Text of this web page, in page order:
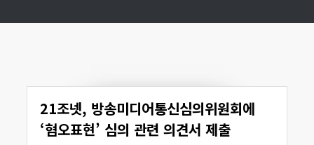
21조넷, 방송미디어통신심의위원회에
‘혐오표현’ 심의 관련 의견서 제출